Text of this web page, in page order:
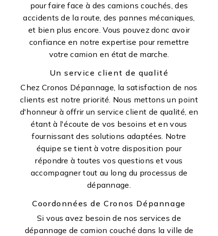
pour faire face à des camions couchés, des
accidents de la route, des pannes mécaniques,
et bien plus encore. Vous pouvez donc avoir
confiance en notre expertise pour remettre
votre camion en état de marche.
Un service client de qualité
Chez Cronos Dépannage, la satisfaction de nos
clients est notre priorité. Nous mettons un point
d'honneur à offrir un service client de qualité, en
étant à l'écoute de vos besoins et en vous
fournissant des solutions adaptées. Notre
équipe se tient à votre disposition pour
répondre à toutes vos questions et vous
accompagner tout au long du processus de
dépannage.
Coordonnées de Cronos Dépannage
Si vous avez besoin de nos services de
dépannage de camion couché dans la ville de